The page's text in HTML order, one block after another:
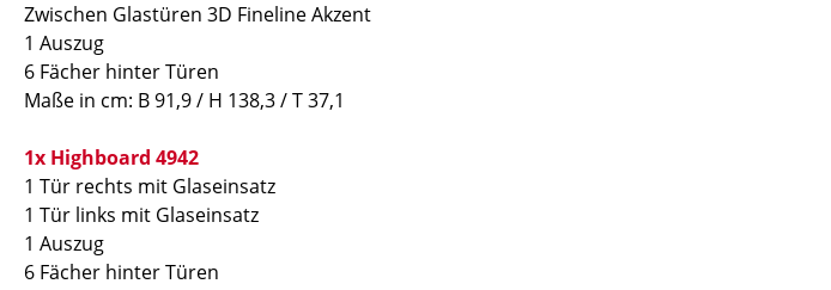
Zwischen Glastüren 3D Fineline Akzent
1 Auszug
6 Fächer hinter Türen
Maße in cm: B 91,9 / H 138,3 / T 37,1
1x Highboard 4942
1 Tür rechts mit Glaseinsatz
1 Tür links mit Glaseinsatz
1 Auszug
6 Fächer hinter Türen